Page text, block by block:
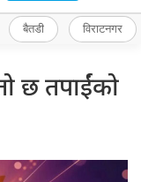
बैतडी विराटनगर
छ तपाईंको